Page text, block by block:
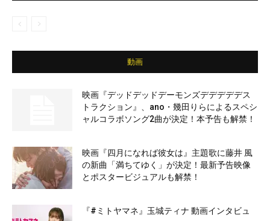
動画
映画『デッドデッドデーモンズデデデデデス
トラクション』、ano・幾田りらによるスペシ
ャルコラボソング2曲が決定！本予告も解禁！
映画『四月になれば彼女は』主題歌に藤井 風
の新曲「満ちてゆく」が決定！最新予告映像
とポスタービジュアルも解禁！
『#ミトヤマネ』玉城ティナ 動画インタビュ